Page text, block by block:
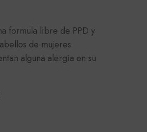
formula libre de PPD y
de mujeres
alguna alergia en su